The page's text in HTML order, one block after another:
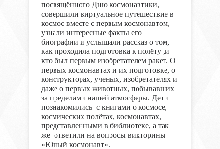
посвящённого Дню космонавтики,
совершили виртуальное путешествие в
космос вместе с первым космонавтом,
узнали интересные факты его
биографии и услышали рассказ о том,
как проходила подготовка к полёту ,и
кто был первым изобретателем ракет. О
первых космонавтах и их подготовке, о
конструкторах, ученых, изобретателях и
даже о первых животных, побывавших
за пределами нашей атмосферы. Дети
познакомились с книгами о космосе,
космических полётах, космонавтах,
представленными в библиотеке, а так
же ответили на вопросы викторины
«Юный космонавт».